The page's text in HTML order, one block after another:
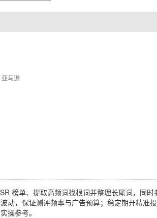
亚马逊
榜单、提取高频词找根词并整理长尾词，同
，保证测评频率与广告预算；稳定期开精
操参考。